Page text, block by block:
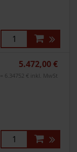
5.472,00 €
= 6.34752 € inkl. MwSt